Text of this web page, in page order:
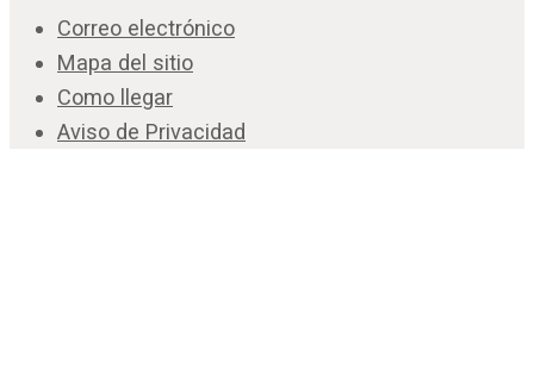
Correo electrónico
Mapa del sitio
Como llegar
Aviso de Privacidad